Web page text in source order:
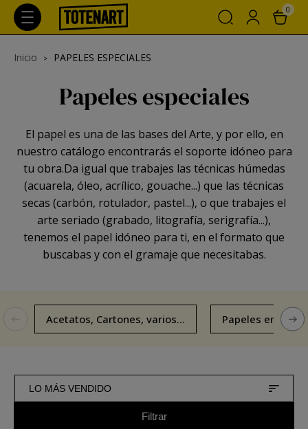
0
Inicio PAPELES ESPECIALES
Papeles especiales
El papel es una de las bases del Arte, y por ello, en
nuestro catálogo encontrarás el soporte idóneo para
tu obra.Da igual que trabajes las técnicas húmedas
(acuarela, óleo, acrílico, gouache...) que las técnicas
secas (carbón, rotulador, pastel...), o que trabajes el
arte seriado (grabado, litografía, serigrafía...),
tenemos el papel idóneo para ti, en el formato que
buscabas y con el gramaje que necesitabas.
Acetatos, Cartones, varios... Papeles en Rollo
LO MÁS VENDIDO
Filtrar